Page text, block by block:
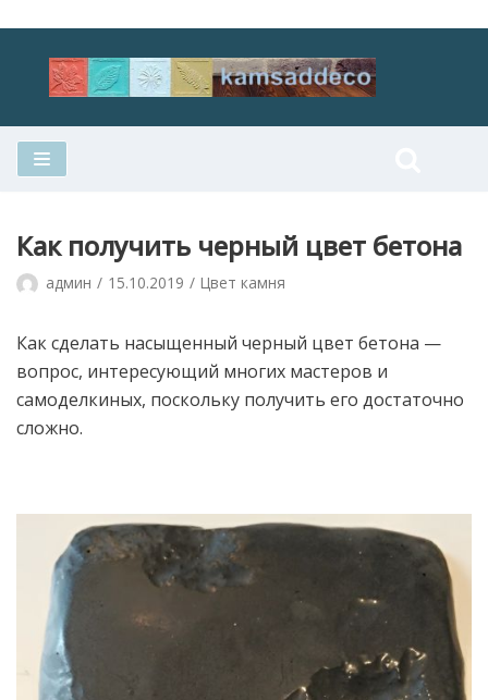
Перейти
Как получить черный цвет бетона
админ 15.10.2019 Цвет камня
Как сделать насыщенный черный цвет бетона —
вопрос, интересующий многих мастеров и
самоделкиных, поскольку получить его достаточно
сложно.